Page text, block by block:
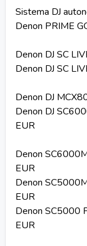
Sistema DJ
Denon PRIME
Denon DJ SC
Denon DJ SC
Denon DJ
Denon DJ
EUR
Denon
EUR
Denon
EUR
Denon SC5000
EUR